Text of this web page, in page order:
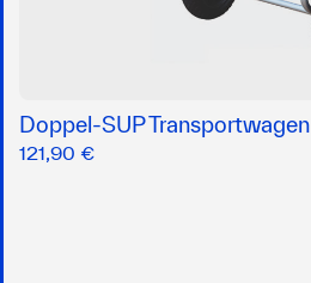
Doppel-SUP Transportwagen
121,90 €